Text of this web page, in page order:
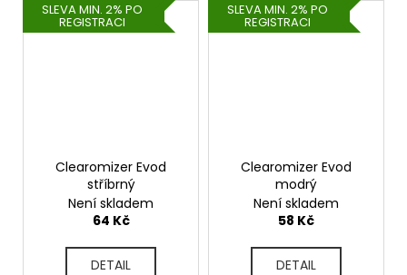
SLEVA MIN. 2% PO
REGISTRACI
Clearomizer Evod
stříbrný
Není skladem
64 Kč
DETAIL
SLEVA MIN. 2% PO
REGISTRACI
Clearomizer Evod
modrý
Není skladem
58 Kč
DETAIL